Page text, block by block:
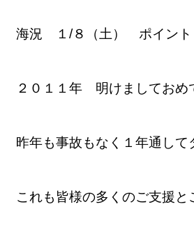
海況 １/８（土） ポイント
２０１１年 明けましてお
昨年も事故もなく１年通して
これも皆様の多くのご支援と